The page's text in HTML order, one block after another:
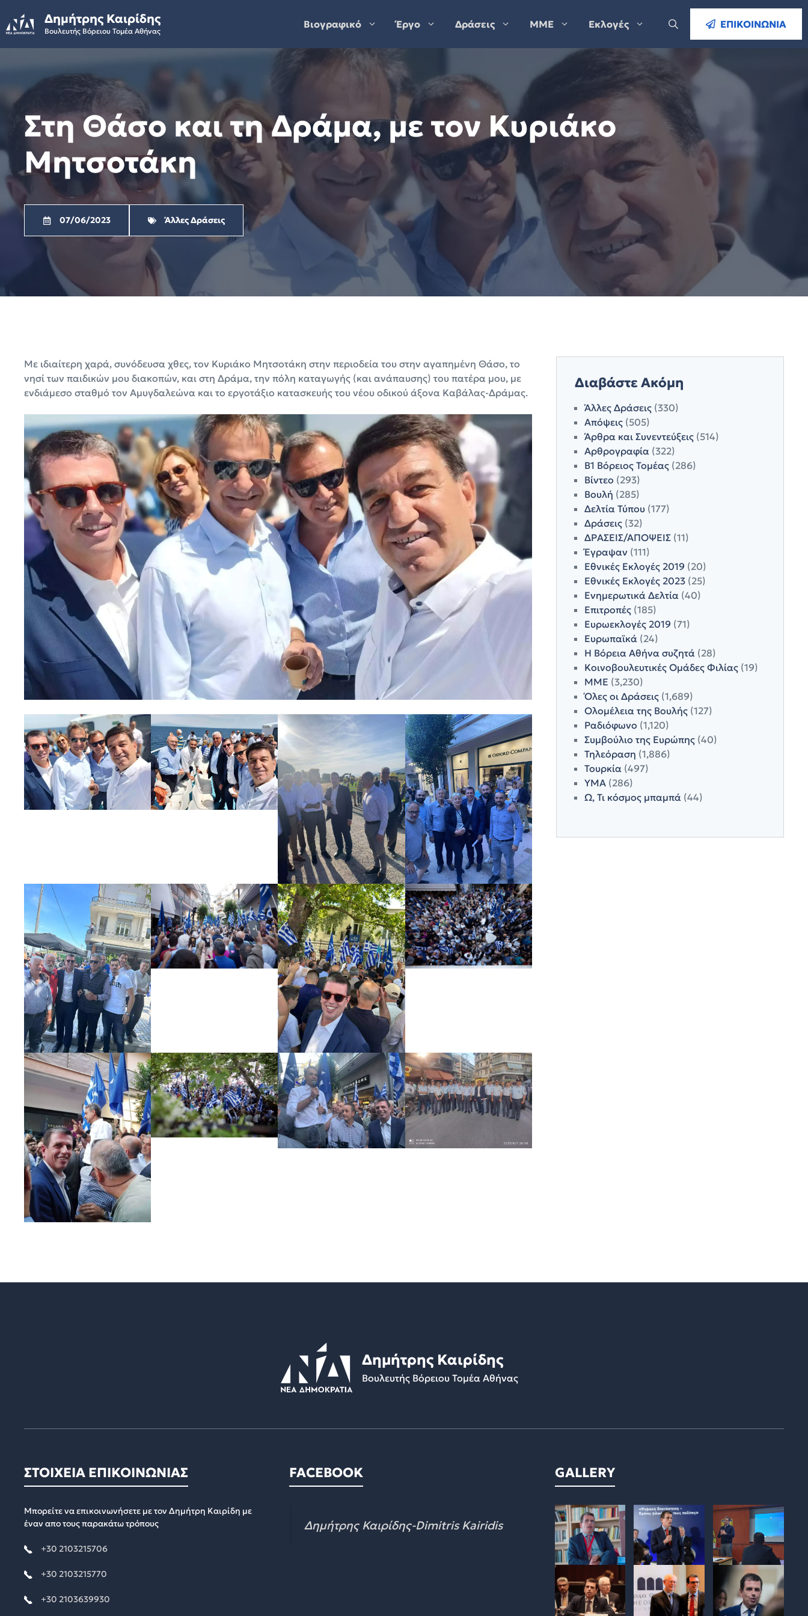
to
content
Δημήτρης Καιρίδης
Βουλευτής Βόρειου Τομέα Αθήνας
Βιογραφικό Έργο Δράσεις ΜΜΕ Εκλογές ΕΠΙΚΟΙΝΩΝΙΑ
Στη Θάσο και τη Δράμα, με τον Κυριάκο
Μητσοτάκη
07/06/2023 Άλλες Δράσεις
Με ιδιαίτερη χαρά, συνόδευσα χθες, τον Κυριάκο Μητσοτάκη στην περιοδεία του στην αγαπημένη Θάσο, το
νησί των παιδικών μου διακοπών, και στη Δράμα, την πόλη καταγωγής (και ανάπαυσης) του πατέρα μου, με
ενδιάμεσο σταθμό τον Αμυγδαλεώνα και το εργοτάξιο κατασκευής του νέου οδικού άξονα Καβάλας-Δράμας.
Διαβάστε Ακόμη
Άλλες Δράσεις(330)
Απόψεις(505)
Άρθρα και Συνεντεύξεις(514)
Αρθρογραφία(322)
Β1 Βόρειος Τομέας(286)
Βίντεο (293)
Βουλή (285)
Δελτία Τύπου(177)
Δράσεις(32)
ΔΡΑΣΕΙΣ/ΑΠΟΨΕΙΣ(11)
Έγραψαν (111)
Εθνικές Εκλογές 2019 (20)
Εθνικές Εκλογές 2023(25)
Ενημερωτικά Δελτία(40)
Επιτροπές(185)
Ευρωεκλογές 2019 (71)
Ευρωπαϊκά(24)
Η Βόρεια Αθήνα συζητά(28)
Κοινοβουλευτικές Ομάδες Φιλίας(19)
ΜΜΕ (3,230)
Όλες οι Δράσεις(1,689)
Ολομέλεια της Βουλής(127)
Ραδιόφωνο (1,120)
Συμβούλιο της Ευρώπης(40)
Τηλεόραση (1,886)
Τουρκία(497)
ΥΜΑ(286)
Ω, Τι κόσμος μπαμπά(44)
Δημήτρης Καιρίδης
Βουλευτής Βόρειου Τομέα Αθήνας
ΣΤΟΙΧΕΙΑ ΕΠΙΚΟΙΝΩΝΙΑΣ
Μπορείτε να επικοινωνήσετε με τον Δημήτρη Καιρίδη με
έναν απο τους παρακάτω τρόπους
+30 2103215706
+30 2103215770
+30 2103639930
FACEBOOK
Δημήτρης Καιρίδης-Dimitris Kairidis
GALLERY